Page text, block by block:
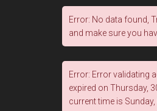
Error: No data found,
and make sure you
Error: Error validating
expired on Thursday,
current time is Sunday,